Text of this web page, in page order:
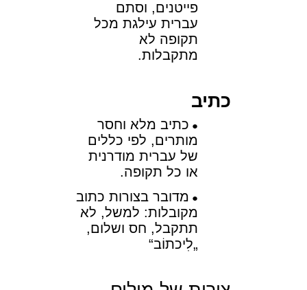
פייטנים, וסתם
עברית עילגת מכל
תקופה לא
מתקבלות.
כתיב
כתיב מלא וחסר
מותרים, לפי כללים
של עברית מודרנית
או כל תקופה.
מדובר בצורות כתוב
מקובלות: למשל, לא
תתקבל, חס ושלום,
„לִיכתוֹב“